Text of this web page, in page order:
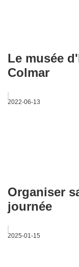
Le musée
Colmar
2022-06-13
Organiser
journée
2025-01-15